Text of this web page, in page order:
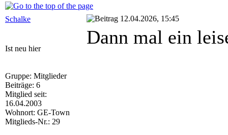
Schalke 12.04.2026, 15:45
Ist neu hier
Gruppe: Mitglieder
Beiträge: 6
Mitglied seit:
16.04.2003
Wohnort: GE-Town
Mitglieds-Nr.: 29
Dann mal ein